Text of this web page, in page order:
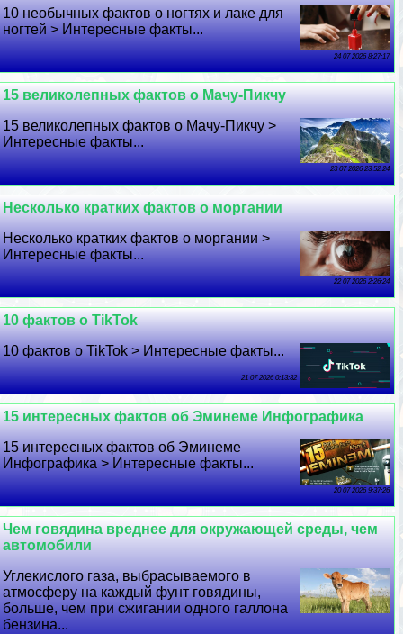
10 необычных фактов о ногтях и лаке для
ногтей > Интересные факты...
24 07 2026 8:27:17
15 великолепных фактов о Мачу-Пикчу
15 великолепных фактов о Мачу-Пикчу >
Интересные факты...
23 07 2026 23:52:24
Несколько кратких фактов о моргании
Несколько кратких фактов о моргании >
Интересные факты...
22 07 2026 2:26:24
10 фактов о TikTok
10 фактов о TikTok > Интересные факты...
21 07 2026 0:13:32
15 интересных фактов об Эминеме Инфографика
15 интересных фактов об Эминеме
Инфографика > Интересные факты...
20 07 2026 9:37:26
Чем говядина вреднее для окружающей среды, чем
автомобили
Углекислого газа, выбрасываемого в
атмосферу на каждый фунт говядины,
больше, чем при сжигании одного галлона
бензина...